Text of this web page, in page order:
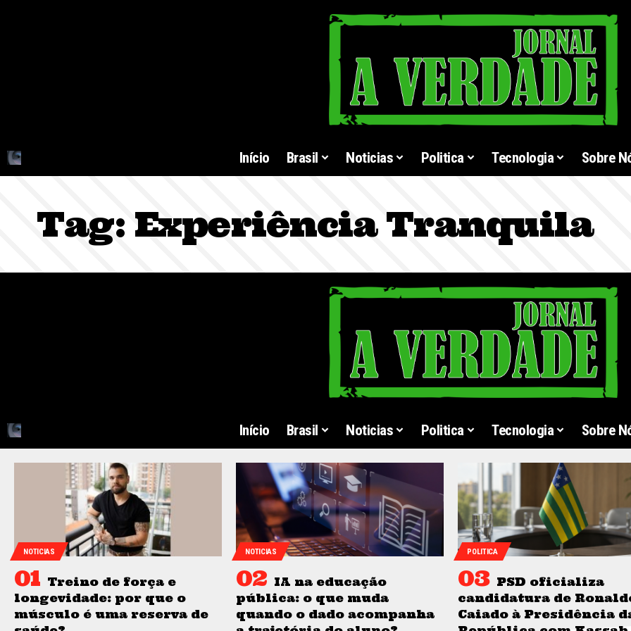
Início Brasil Noticias Politica Tecnologia Sobre
Tag: Experiência Tranquila
Início Brasil Noticias Politica Tecnologia Sobre
NOTICIAS
Treino de força e
longevidade: por que o
músculo é uma reserva de
NOTICIAS
IA na educação
pública: o que muda
quando o dado acompanha
POLITICA
PSD oficializa
candidatura de
Caiado à Presidência